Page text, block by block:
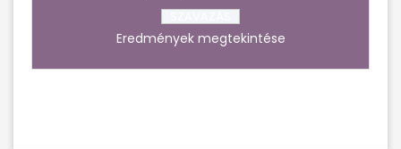
Eredmények megtekintése